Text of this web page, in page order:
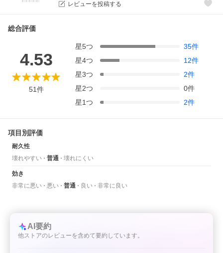
レビューを投稿する
総合評価
4.53
51件
星5つ 35件
星4つ 12件
星3つ 2件
星2つ 0件
星1つ 2件
項目別評価
耐久性
壊れやすい
普通 壊れにくい
効き
非常に悪い
悪い 普通 良い 非常に良い
AI要約
他ストアのレビューを含めて要約しています。